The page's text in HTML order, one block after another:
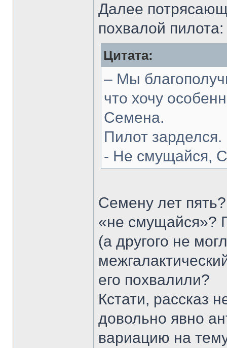
Далее
похвалой пилота:
Цитата:
– Мы
что хочу
Семена.
Пилот зарделся.
- Не смущайся,
Семену лет
«не смущайся»?
(а другого не
его похвалили?
Кстати, рассказ
довольно явно
вариацию на